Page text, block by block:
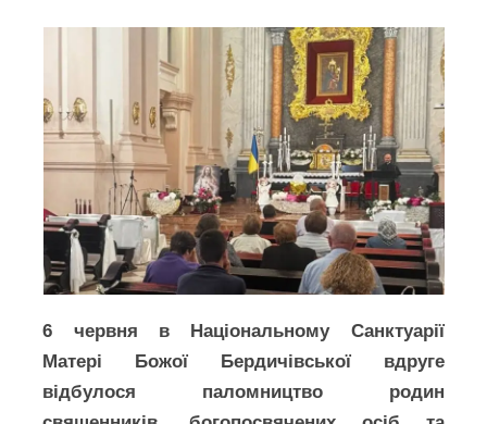
6 червня в Національному Санктуарії
Матері Божої Бердичівської вдруге
відбулося паломництво родин